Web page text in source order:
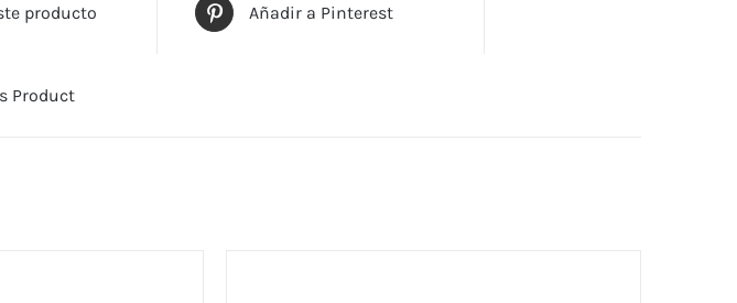
producto Añadir a Pinterest
Product